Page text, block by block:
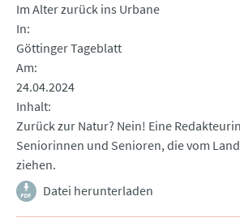
Im Alter zurück ins Urbane
In
Göttinger Tageblatt
Am
24.04.2024
Inhalt
Zurück zur Natur? Nein! Eine
Seniorinnen und Senioren, die vom
ziehen.
Datei herunterladen